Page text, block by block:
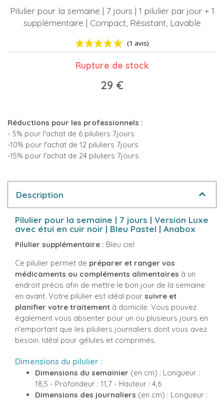
Pilulier pour la semaine | 7 jours | 1 pilulier par jour + 1
supplémentaire | Compact, Résistant, Lavable
Rupture de stock
29 €
Réductions pour les professionnels :
- 5% pour l'achat de 6 piluliers 7jours
-10% pour l'achat de 12 piluliers 7jours
-15% pour l'achat de 24 piluliers 7jours
Description
Pilulier pour la semaine | 7 jours | Version Luxe
avec étui en cuir noir | Bleu Pastel | Anabox
Pilulier supplémentaire : Bleu ciel
Ce pilulier permet de préparer et ranger vos
médicaments ou compléments alimentaires à un
endroit précis afin de mettre le bon jour de la semaine
en avant. Votre pilulier est idéal pour suivre et
planifier votre traitement à domicile. Vous pouvez
également vous absenter pour un ou plusieurs jours en
n’emportant que les piluliers journaliers dont vous avez
besoin. Idéal pour gélules et comprimés.
Dimensions du pilulier :
Dimensions du semainier (en cm) : Longueur :
18,5 - Profondeur : 11,7 - Hauteur : 4,6
Dimensions des journaliers (en cm) : Longueur :